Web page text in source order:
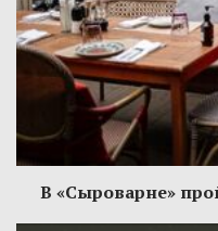
В «Сыроварне»